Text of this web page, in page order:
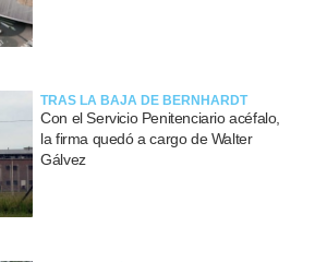
TRAS LA BAJA DE BERNHARDT
Con el Servicio Penitenciario acéfalo,
la firma quedó a cargo de Walter
Gálvez